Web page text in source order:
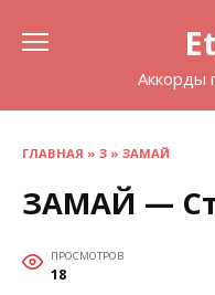
Аккорды
ГЛАВНАЯ » З » ЗАМАЙ
ЗАМАЙ —
ПРОСМОТРОВ
18